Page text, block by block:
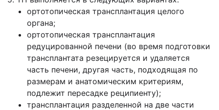
ортотопическая трансплантация целого
органа;
ортотопическая трансплантация
редуцированной печени (во время подготовки
трансплантата резецируется и удаляется
часть печени, другая часть, подходящая по
размерам и анатомическим критериям,
подлежит пересадке реципиенту);
трансплантация разделенной на две части